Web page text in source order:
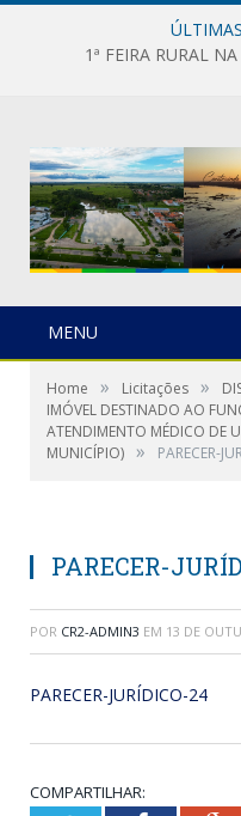
1ª FEIRA RURAL
MENU
Home » Licitações »
IMÓVEL DESTINADO AO
ATENDIMENTO MÉDICO DE
MUNICÍPIO) » PARECER-
PARECER-
POR CR2-ADMIN3 EM 13 DE
PARECER-JURÍDICO-24
COMPARTILHAR: